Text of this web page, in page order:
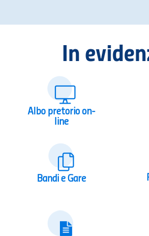
In
Albo pretorio on-
line
Bandi e Gare